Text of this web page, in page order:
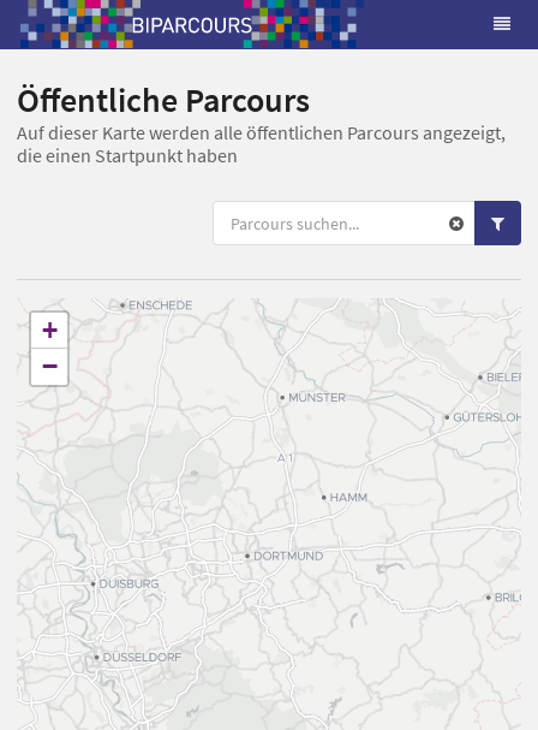
Öffentliche Parcours
Auf dieser Karte werden alle öffentlichen Parcours angezeigt,
die einen Startpunkt haben
+
−